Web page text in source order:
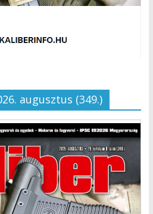
augusztus (349.)